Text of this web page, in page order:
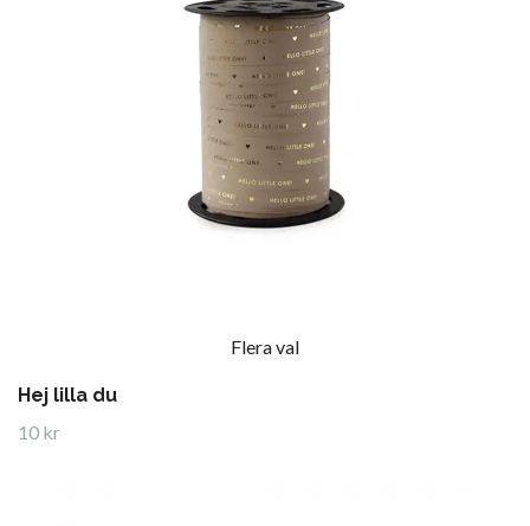
Flera val
Hej lilla du
10 kr